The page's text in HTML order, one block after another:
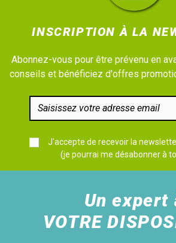
INSCRIPTION À LA
Abonnez-vous pour être prévenu en
conseils et bénéficiez d'offres
J'accepte de recevoir la
(je pourrai me désabonner à
Un expert
VOTRE